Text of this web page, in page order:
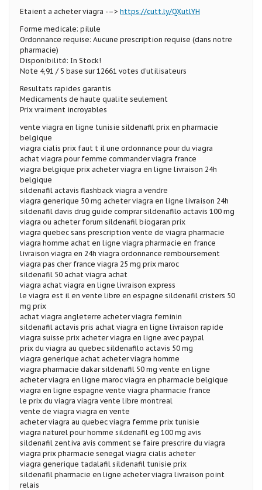
Etaient a acheter viagra -–> https://cutt.ly/QXutlYH
Forme medicale: pilule
Ordonnance requise: Aucune prescription requise (dans notre
pharmacie)
Disponibilité: In Stock!
Note 4,91 / 5 base sur 12661 votes d’utilisateurs
Resultats rapides garantis
Medicaments de haute qualite seulement
Prix vraiment incroyables
vente viagra en ligne tunisie sildenafil prix en pharmacie
belgique
viagra cialis prix faut t il une ordonnance pour du viagra
achat viagra pour femme commander viagra france
viagra belgique prix acheter viagra en ligne livraison 24h
belgique
sildenafil actavis flashback viagra a vendre
viagra generique 50 mg acheter viagra en ligne livraison 24h
sildenafil davis drug guide comprar sildenafilo actavis 100 mg
viagra ou acheter forum sildenafil biogaran prix
viagra quebec sans prescription vente de viagra pharmacie
viagra homme achat en ligne viagra pharmacie en france
livraison viagra en 24h viagra ordonnance remboursement
viagra pas cher france viagra 25 mg prix maroc
sildenafil 50 achat viagra achat
viagra achat viagra en ligne livraison express
le viagra est il en vente libre en espagne sildenafil cristers 50
mg prix
achat viagra angleterre acheter viagra feminin
sildenafil actavis pris achat viagra en ligne livraison rapide
viagra suisse prix acheter viagra en ligne avec paypal
prix du viagra au quebec sildenafilo actavis 50 mg
viagra generique achat acheter viagra homme
viagra pharmacie dakar sildenafil 50 mg vente en ligne
acheter viagra en ligne maroc viagra en pharmacie belgique
viagra en ligne espagne vente viagra pharmacie france
le prix du viagra viagra vente libre montreal
vente de viagra viagra en vente
acheter viagra au quebec viagra femme prix tunisie
viagra naturel pour homme sildenafil eg 100 mg avis
sildenafil zentiva avis comment se faire prescrire du viagra
viagra prix pharmacie senegal viagra cialis acheter
viagra generique tadalafil sildenafil tunisie prix
sildenafil pharmacie en ligne acheter viagra livraison point
relais